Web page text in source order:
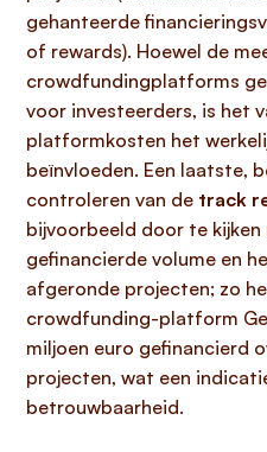
gehanteerde
of rewards). Hoewel de
crowdfundingplatforms
voor investeerders, is het
platformkosten het
beïnvloeden. Een laatste,
controleren van de track
bijvoorbeeld door te
gefinancierde volume en
afgeronde projecten; zo
crowdfunding-platform
miljoen euro gefinancierd
projecten, wat een
betrouwbaarheid.